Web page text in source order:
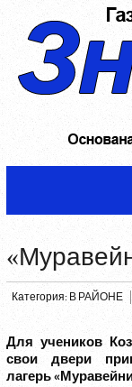
Категория: В РАЙОНЕ
Для учеников
свои двери
лагерь